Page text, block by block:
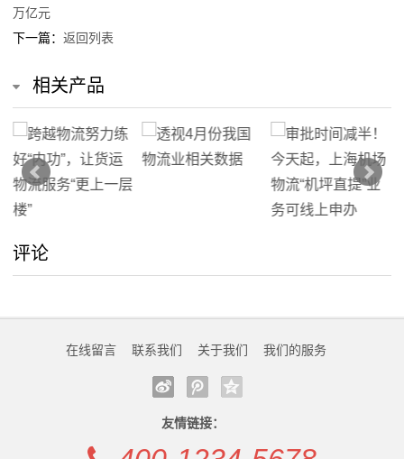
万亿元
下一篇： 返回列表
相关产品
评论
在线留言 联系我们 关于我们 我们的服务
友情链接：